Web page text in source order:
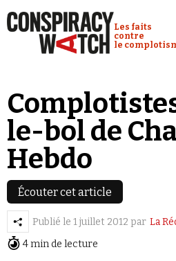
Conspiracy
Les faits
contre
le
Analyses
Conspipédia
Vidéos
Émissions
Revues de
le-bol de
Hebdo
Écouter cet article
Publié le 1 juillet 2012 par La
4 min de lecture